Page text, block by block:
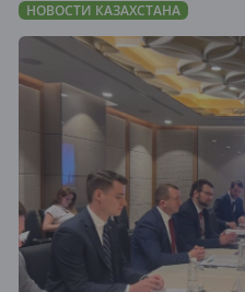
НОВОСТИ КАЗАХСТАНА